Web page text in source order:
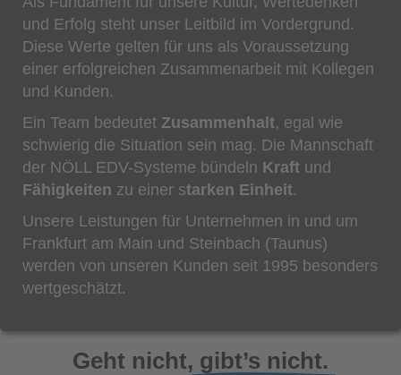
und Erfolg steht unser Leitbild im Vordergrund.
Diese Werte gelten für uns als Voraussetzung
einer erfolgreichen Zusammenarbeit mit Kollegen
und Kunden.
Ein Team bedeutet Zusammenhalt, egal wie
schwierig die Situation sein mag. Die Mannschaft
der NÖLL EDV-Systeme bündeln Kraft und
Fähigkeiten zu einer starken Einheit.
Unsere Leistungen für Unternehmen in und um
Frankfurt am Main und Steinbach (Taunus)
werden von unseren Kunden seit 1995 besonders
wertgeschätzt.
Geht nicht, gibt’s nicht.